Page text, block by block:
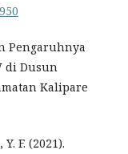
Pengaruhnya
di Dusun
Kalipare
F. (2021).